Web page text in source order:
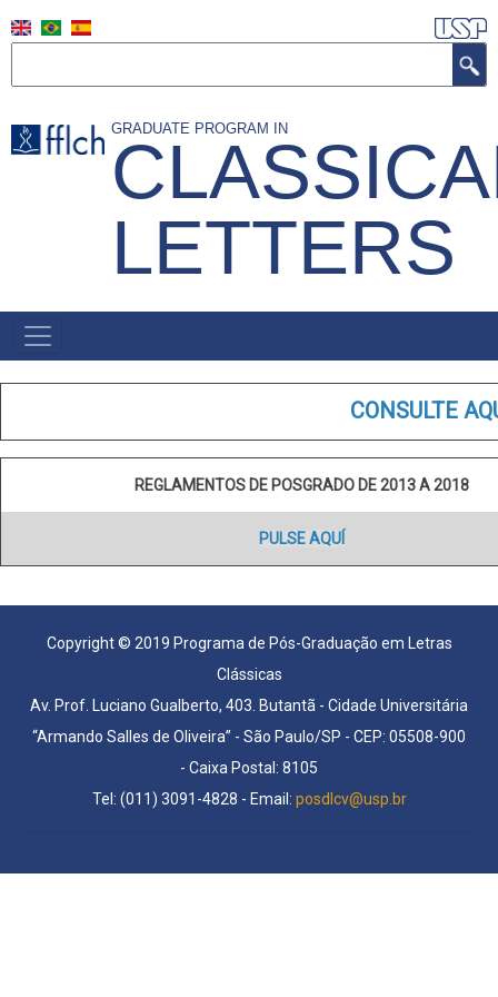
to
GRADUATE PROGRAM IN
LETTERS
NAVEGAÇÃO
PRINCIPAL
(INGLÊS)
CONSULTE
REGLAMENTOS DE POSGRADO DE 2013 A 2018
PULSE AQUÍ
Copyright © 2019 Programa de Pós-Graduação em Letras
Clássicas
Av. Prof. Luciano Gualberto, 403. Butantã - Cidade Universitária
“Armando Salles de Oliveira” - São Paulo/SP - CEP: 05508-900
- Caixa Postal: 8105
Tel: (011) 3091-4828 - Email: posdlcv@usp.br